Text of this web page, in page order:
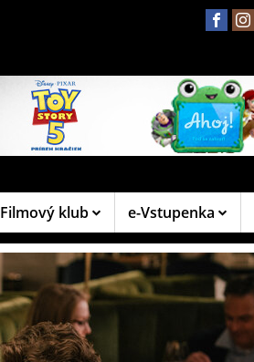
Filmový klub e-Vstupenka